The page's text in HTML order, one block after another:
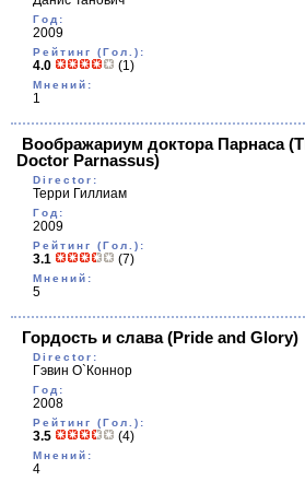
Год:
2009
Рейтинг (Гол.):
4.0 (1)
Мнений:
1
Воображариум доктора Парнаса
Doctor Parnassus)
Director:
Терри Гиллиам
Год:
2009
Рейтинг (Гол.):
3.1 (7)
Мнений:
5
Гордость и слава(Pride and Glory)
Director:
Гэвин О`Коннор
Год:
2008
Рейтинг (Гол.):
3.5 (4)
Мнений:
4